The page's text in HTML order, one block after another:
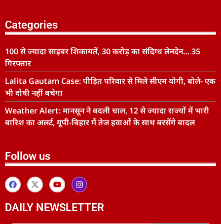
Categories
100 से ज्यादा साइबर शिकायतें, 30 करोड़ का संदिग्ध लेनदेन… 35
गिरफ्तार
Lalita Gautam Case: पीड़ित परिवार से मिले सीएम योगी, बोले- एक
भी दोषी नहीं बचेगा
Weather Alert: मानसून ने बदली चाल, 12 से ज्यादा राज्यों में भारी
बारिश का अलर्ट, यूपी-बिहार में तेज हवाओं के साथ बरसेंगे बादल
Follow us
DAILY NEWSLETTER